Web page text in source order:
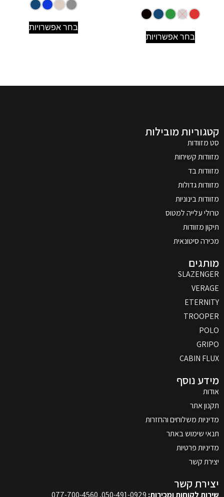
בחר אפשרויות
בחר אפשרויות
קטגוריות מובילות
סט מזוודות
מזוודות קשיחות
מזוודות בד
מזוודות גדולות
מזוודות בינוניות
טרולי עלייה למטוס
תיקון מזוודות
מכירה סיטונאית
מותגים
SLAZENGER
VERAGE
ETERNITY
TROOPER
POLO
GRIPO
CABIN FLUX
מידע נוסף
אודות
תקנון אתר
מדיניות משלוחים והחזרות
תנאי שימוש באתר
מדיניות פרטיות
יצירת קשר
יצירת קשר
שירות לקוחות ומכירות: 050-491-0929, 077-700-4560